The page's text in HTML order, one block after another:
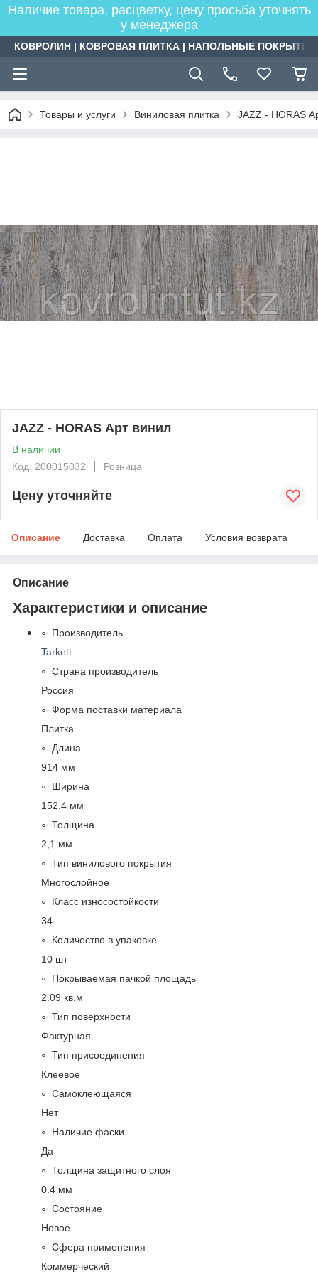
Наличие товара, расцветку, цену просьба уточнять
у менеджера
КОВРОЛИН | КОВРОВАЯ ПЛИТКА | НАПОЛЬНЫЕ
Товары и услуги Виниловая плитка JAZZ - HORAS
JAZZ - HORAS Арт винил
В наличии
Код: 200015032
Розница
Цену уточняйте
Описание Доставка Оплата Условия возврата
Описание
Характеристики и описание
Производитель
Tarkett
Страна производитель
Россия
Форма поставки материала
Плитка
Длина
914 мм
Ширина
152,4 мм
Толщина
2,1 мм
Тип винилового покрытия
Многослойное
Класс износостойкости
34
Количество в упаковке
10 шт
Покрываемая пачкой площадь
2.09 кв.м
Тип поверхности
Фактурная
Тип присоединения
Клеевое
Самоклеющаяся
Нет
Наличие фаски
Да
Толщина защитного слоя
0.4 мм
Состояние
Новое
Сфера применения
Коммерческий